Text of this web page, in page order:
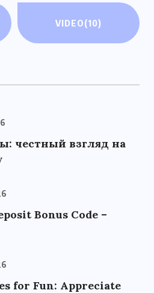
VIDEO(10)
честный взгляд на
Bonus Code –
for Fun: Appreciate